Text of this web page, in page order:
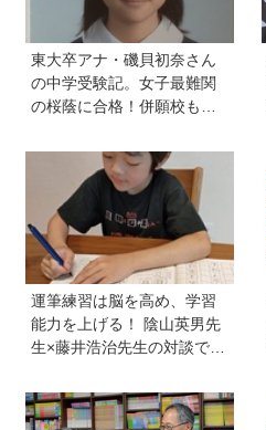
東大卒アナ・磯貝初奈さん
の中学受験記。女子最難関
の桜蔭に合格！併願校も魅
声かけは「睡眠が何より大
事」「勉強イヤならしなく
ていいよ」
運筆練習は脳を高め、学習
能力を上げる！ 陰山英男先
生×藤井浩治先生の対談でわ
のかん字運筆ドリル』は字
形も覚えられる